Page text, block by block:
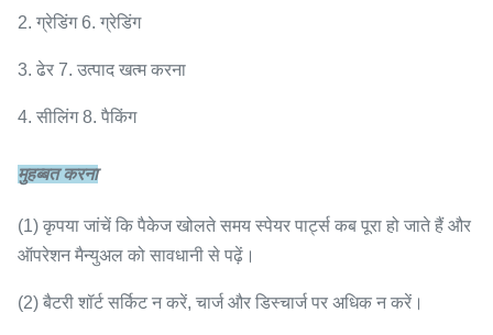
2. ग्रेडिंग 6. ग्रेडिंग
3. ढेर 7. उत्पाद खत्म करना
4. सीलिंग 8. पैकिंग
मुहब्बत करना
(1) कृपया जांचें कि पैकेज खोलते समय स्पेयर पार्ट्स कब पूरा हो जाते हैं और
ऑपरेशन मैन्युअल को सावधानी से पढ़ें।
(2) बैटरी शॉर्ट सर्किट न करें, चार्ज और डिस्चार्ज पर अधिक न करें।